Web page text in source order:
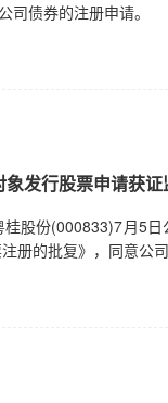
司债券的注册申请。
发行股票申请获
股份(000833)7月5
册的批复》，同意公